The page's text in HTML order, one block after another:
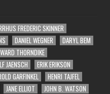
FREDERIC SKINNER
DANIEL WEGNER
DARYL BEM
THORNDIKE
JAENSCH
ERIK ERIKSON
GARFINKEL
HENRI TAJFEL
JANE ELLIOT
JOHN B. WATSON